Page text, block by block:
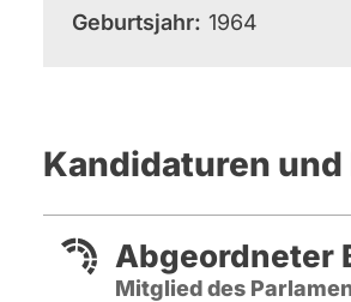
Geburtsjahr 1964
Kandidaturen und
Abgeordneter
Mitglied des